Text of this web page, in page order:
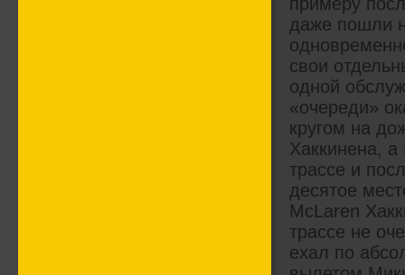
даже пошли
свои
одной
«очереди»
кругом на
Хаккинена,
трассе и
десятое
McLaren
трассе не
ехал по